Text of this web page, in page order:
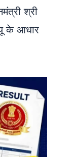
श्री
के आधार